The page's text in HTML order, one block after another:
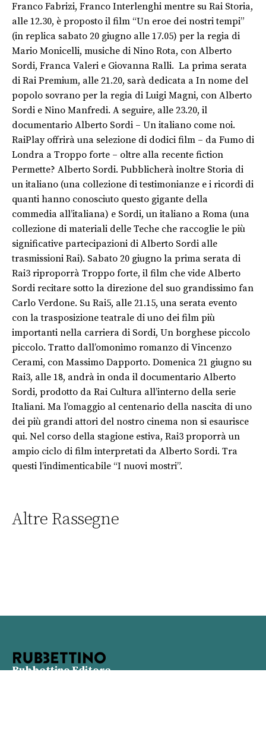
Franco Fabrizi, Franco Interlenghi mentre su Rai Storia,
alle 12.30, è proposto il film “Un eroe dei nostri tempi”
(in replica sabato 20 giugno alle 17.05) per la regia di
Mario Monicelli, musiche di Nino Rota, con Alberto
Sordi, Franca Valeri e Giovanna Ralli. La prima serata
di Rai Premium, alle 21.20, sarà dedicata a In nome del
popolo sovrano per la regia di Luigi Magni, con Alberto
Sordi e Nino Manfredi. A seguire, alle 23.20, il
documentario Alberto Sordi – Un italiano come noi.
RaiPlay offrirà una selezione di dodici film – da Fumo di
Londra a Troppo forte – oltre alla recente fiction
Permette? Alberto Sordi. Pubblicherà inoltre Storia di
un italiano (una collezione di testimonianze e i ricordi di
quanti hanno conosciuto questo gigante della
commedia all’italiana) e Sordi, un italiano a Roma (una
collezione di materiali delle Teche che raccoglie le più
significative partecipazioni di Alberto Sordi alle
trasmissioni Rai). Sabato 20 giugno la prima serata di
Rai3 riproporrà Troppo forte, il film che vide Alberto
Sordi recitare sotto la direzione del suo grandissimo fan
Carlo Verdone. Su Rai5, alle 21.15, una serata evento
con la trasposizione teatrale di uno dei film più
importanti nella carriera di Sordi, Un borghese piccolo
piccolo. Tratto dall’omonimo romanzo di Vincenzo
Cerami, con Massimo Dapporto. Domenica 21 giugno su
Rai3, alle 18, andrà in onda il documentario Alberto
Sordi, prodotto da Rai Cultura all’interno della serie
Italiani. Ma l’omaggio al centenario della nascita di uno
dei più grandi attori del nostro cinema non si esaurisce
qui. Nel corso della stagione estiva, Rai3 proporrà un
ampio ciclo di film interpretati da Alberto Sordi. Tra
questi l’indimenticabile “I nuovi mostri”.
Altre Rassegne
Rubbettino Editore